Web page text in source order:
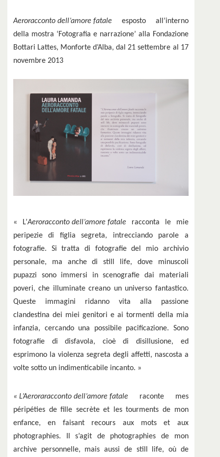
Aeroracconto dell’amore fatale esposto all’interno
della mostra ‘Fotografia e narrazione’ alla Fondazione
Bottari Lattes, Monforte d’Alba, dal 21 settembre al 17
novembre 2013
« L’Aeroracconto dell’amore fataleracconta le mie
peripezie di figlia segreta, intrecciando parole a
fotografie. Si tratta di fotografie del mio archivio
personale, ma anche di still life, dove minuscoli
pupazzi sono immersi in scenografie dai materiali
poveri, che illuminate creano un universo fantastico.
Queste immagini ridanno vita alla passione
clandestina dei miei genitori e ai tormenti della mia
infanzia, cercando una possibile pacificazione. Sono
fotografie di disfavola, cioè di disillusione, ed
esprimono la violenza segreta degli affetti, nascosta a
volte sotto un indimenticabile incanto. »
« L’Aeroraracconto dell’amore fatale raconte mes
péripéties de fille secrète et les tourments de mon
enfance, en faisant recours aux mots et aux
photographies. Il s’agit de photographies de mon
archive personnelle, mais aussi de still life, où de